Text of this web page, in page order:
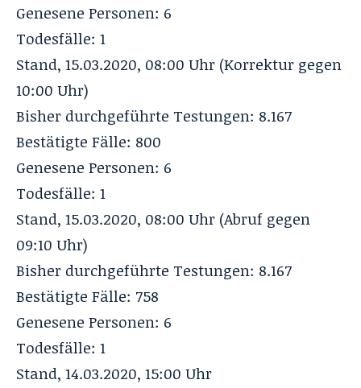
Genesene Personen: 6
Todesfälle: 1
Stand, 15.03.2020, 08:00 Uhr (Korrektur gegen
10:00 Uhr)
Bisher durchgeführte Testungen: 8.167
Bestätigte Fälle: 800
Genesene Personen: 6
Todesfälle: 1
Stand, 15.03.2020, 08:00 Uhr (Abruf gegen
09:10 Uhr)
Bisher durchgeführte Testungen: 8.167
Bestätigte Fälle: 758
Genesene Personen: 6
Todesfälle: 1
Stand, 14.03.2020, 15:00 Uhr